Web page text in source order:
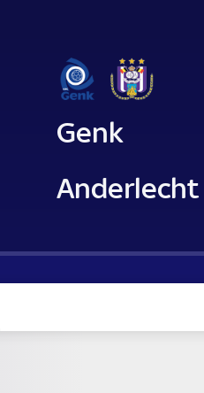
Genk
Anderlecht